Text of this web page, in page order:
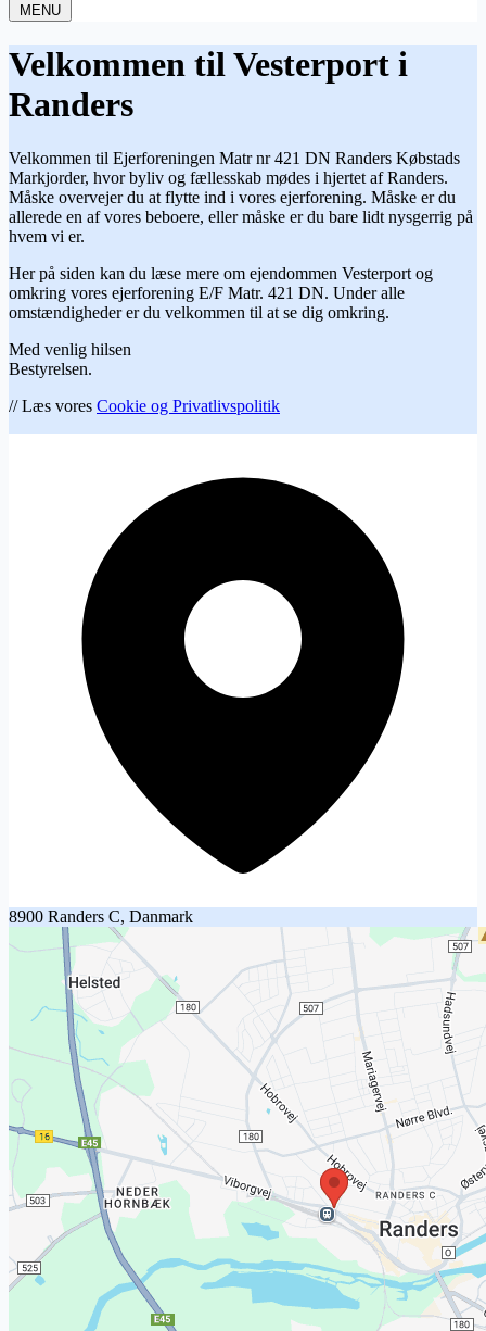
MENU
Velkommen til Vesterport i
Randers
Velkommen til Ejerforeningen Matr nr 421 DN Randers Købstads
Markjorder, hvor byliv og fællesskab mødes i hjertet af Randers.
Måske overvejer du at flytte ind i vores ejerforening. Måske er du
allerede en af vores beboere, eller måske er du bare lidt nysgerrig på
hvem vi er.
Her på siden kan du læse mere om ejendommen Vesterport og
omkring vores ejerforening E/F Matr. 421 DN. Under alle
omstændigheder er du velkommen til at se dig omkring.
Med venlig hilsen
Bestyrelsen.
// Læs vores Cookie og Privatlivspolitik
8900 Randers C, Danmark